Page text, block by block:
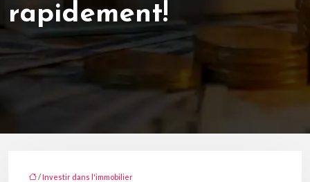
rapidement!
/ Investir dans l'immobilier